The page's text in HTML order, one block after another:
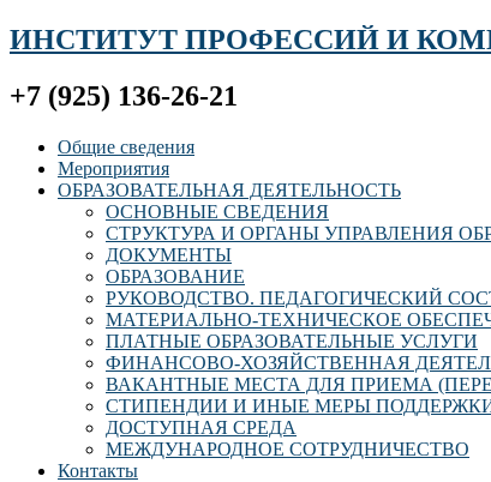
ИНСТИТУТ ПРОФЕССИЙ И
+7 (925) 136-26-21
Общие сведения
Мероприятия
ОБРАЗОВАТЕЛЬНАЯ ДЕЯТЕЛЬНОСТЬ
ОСНОВНЫЕ СВЕДЕНИЯ
СТРУКТУРА И ОРГАНЫ УПРАВЛЕНИЯ
ДОКУМЕНТЫ
ОБРАЗОВАНИЕ
РУКОВОДСТВО. ПЕДАГОГИЧЕСКИЙ
МАТЕРИАЛЬНО-ТЕХНИЧЕСКОЕ
ПЛАТНЫЕ ОБРАЗОВАТЕЛЬНЫЕ УСЛУГИ
ФИНАНСОВО-ХОЗЯЙСТВЕННАЯ
ВАКАНТНЫЕ МЕСТА ДЛЯ ПРИЕМА
СТИПЕНДИИ И ИНЫЕ МЕРЫ
ДОСТУПНАЯ СРЕДА
МЕЖДУНАРОДНОЕ СОТРУДНИЧЕСТВО
Контакты